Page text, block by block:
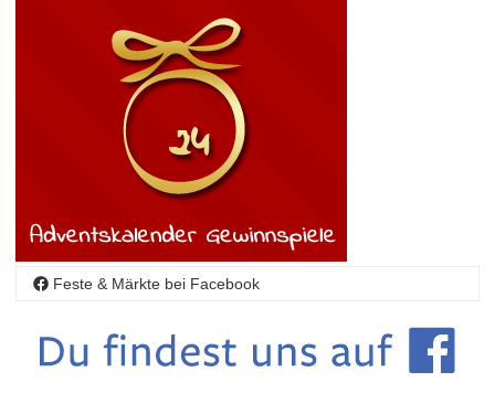
Feste & Märkte bei Facebook